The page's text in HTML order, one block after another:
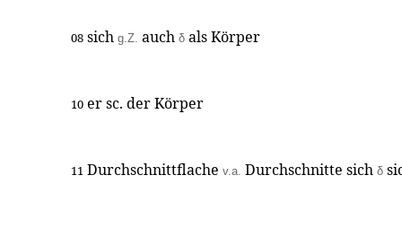
08 sich g.Z. auch δ als Körper
10 er sc. der Körper
11 Durchschnittflache v.a. Durchschnitte sich δ